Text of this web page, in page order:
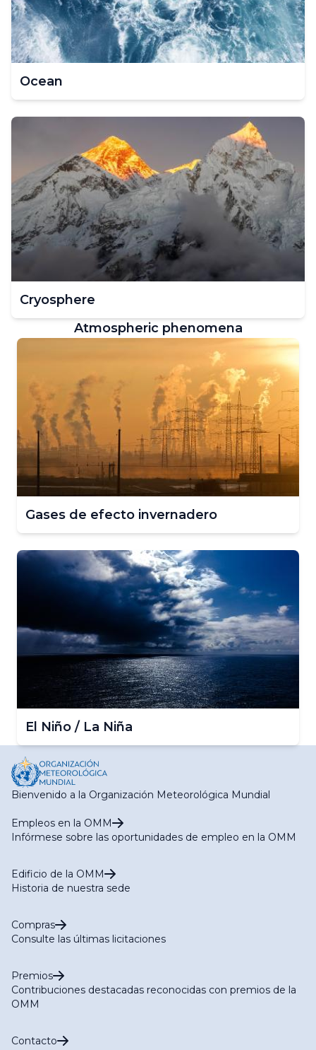
Ocean
Cryosphere
Atmospheric phenomena
Gases de efecto invernadero
El Niño / La Niña
Bienvenido a la Organización Meteorológica Mundial
Empleos en la OMM
Infórmese sobre las oportunidades de empleo en la OMM
Edificio de la OMM
Historia de nuestra sede
Compras
Consulte las últimas licitaciones
Premios
Contribuciones destacadas reconocidas con premios de la
OMM
Contacto